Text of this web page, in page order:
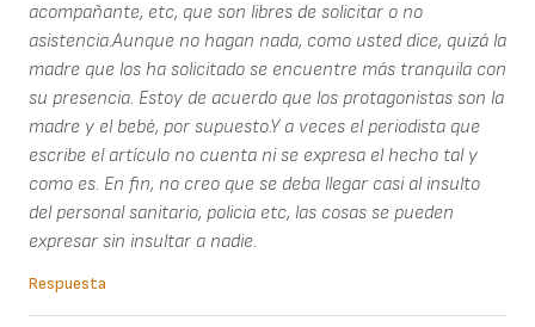
acompañante, etc, que son libres de solicitar o no
asistencia.Aunque no hagan nada, como usted dice, quizá la
madre que los ha solicitado se encuentre más tranquila con
su presencia. Estoy de acuerdo que los protagonistas son la
madre y el bebé, por supuesto.Y a veces el periodista que
escribe el artículo no cuenta ni se expresa el hecho tal y
como es. En fin, no creo que se deba llegar casi al insulto
del personal sanitario, policia etc, las cosas se pueden
expresar sin insultar a nadie.
Respuesta